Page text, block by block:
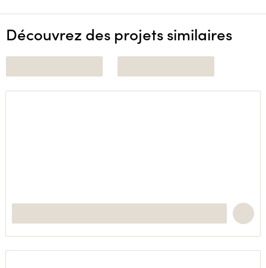
Découvrez des projets similaires